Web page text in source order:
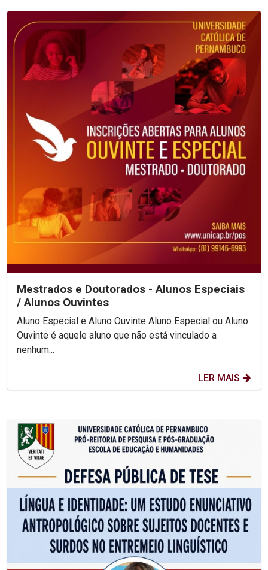
Mestrados e Doutorados - Alunos Especiais
/ Alunos Ouvintes
Aluno Especial e Aluno Ouvinte Aluno Especial ou Aluno
Ouvinte é aquele aluno que não está vinculado a
nenhum...
LER MAIS